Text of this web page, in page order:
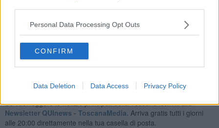
Personal Data Processing Opt Outs
CONFIRM
Data Deletion Data Access Privacy Policy
Se vuoi leggere le notizie principali della Toscana iscriviti alla
Newsletter QUInews - ToscanaMedia. Arriva gratis tutti i giorni
alle 20:00 direttamente nella tua casella di posta.